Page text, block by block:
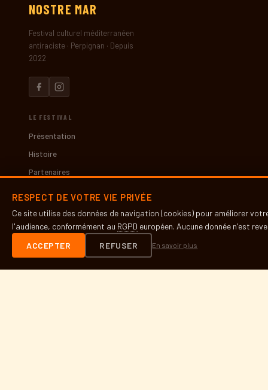
NOSTRE MAR
Festival culturel méditerranéen
antiraciste · Perpignan · Depuis
2022
LE FESTIVAL
Présentation
Histoire
Partenaires
INFOS PRATIQUES
Accès & lieux
RESPECT DE VOTRE VIE PRIVÉE
Ce site utilise des données de navigation (cookies) pour améliorer
l'audience, conformément au RGPD européen. Aucune donnée n'est
ACCEPTER
REFUSER En savoir plus